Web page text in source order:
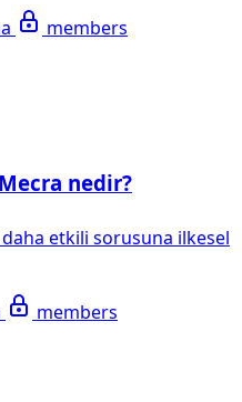
members
nedir?
etkili sorusuna ilkesel
members